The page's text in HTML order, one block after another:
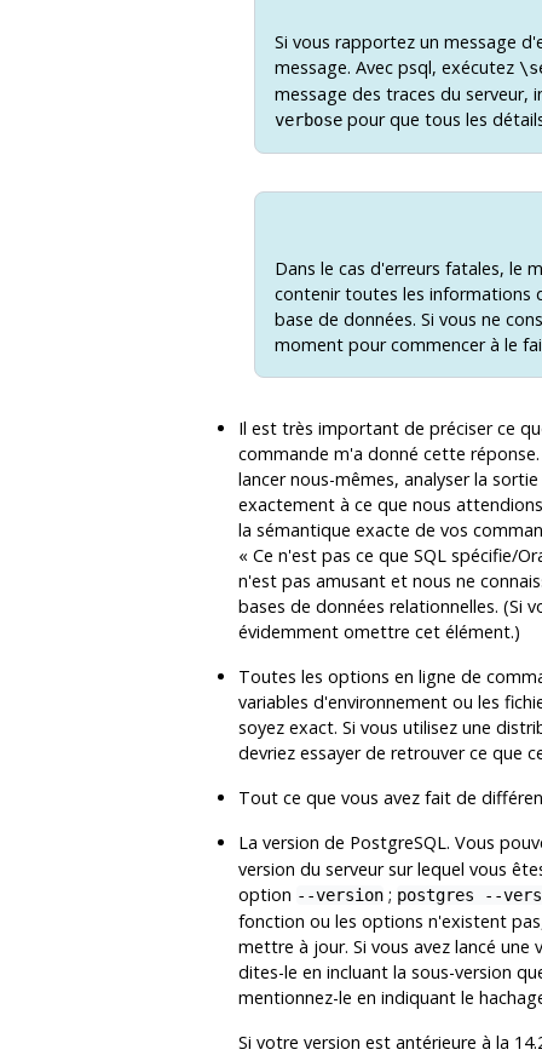
Si vous rapportez un message
message. Avec psql, exécutez
message des traces du serveur,
verbose pour que tous les
Dans le cas d'erreurs fatales, le
contenir toutes les informations
base de données. Si vous ne
moment pour commencer à le
Il est très important de préciser ce
commande m'a donné cette réponse.
lancer nous-mêmes, analyser la
exactement à ce que nous
la sémantique exacte de vos
« Ce n'est pas ce que SQL spécifie/
n'est pas amusant et nous ne
bases de données relationnelles. (Si
évidemment omettre cet élément.)
Toutes les options en ligne de
variables d'environnement ou les
soyez exact. Si vous utilisez une
devriez essayer de retrouver ce que
Tout ce que vous avez fait de
La version de PostgreSQL. Vous
version du serveur sur lequel vous
option --version; postgres --
fonction ou les options n'existent
mettre à jour. Si vous avez lancé
dites-le en incluant la sous-version
mentionnez-le en indiquant le
Si votre version est antérieure à la